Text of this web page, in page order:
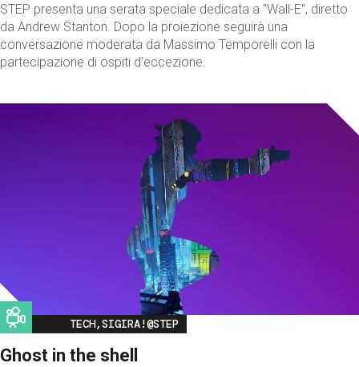
STEP presenta una serata speciale dedicata a "Wall-E", diretto
da Andrew Stanton. Dopo la proiezione seguirà una
conversazione moderata da Massimo Temporelli con la
partecipazione di ospiti d'eccezione.
Image
TECH,SIGIRA!@STEP
Ghost in the shell